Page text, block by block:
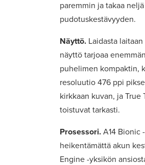
paremmin ja takaa
pudotuskestävyyden.
Näyttö. Laidasta
näyttö tarjoaa
puhelimen kompaktin,
resoluutio 476 ppi
kirkkaan kuvan, ja
toistuvat tarkasti.
Prosessori. A14 Bionic
heikentämättä akun
Engine -yksikön